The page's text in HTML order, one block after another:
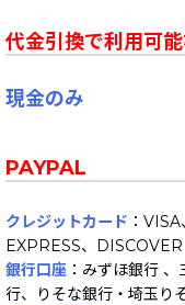
代金引換で利用可
現金のみ
PAYPAL
クレジットカード ：
EXPRESS、DISCOVER
銀行口座 ：みずほ銀行
行、りそな銀行・埼玉り